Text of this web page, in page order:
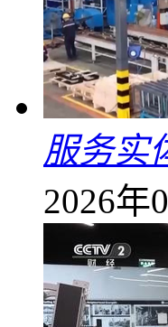
服务实
2026年